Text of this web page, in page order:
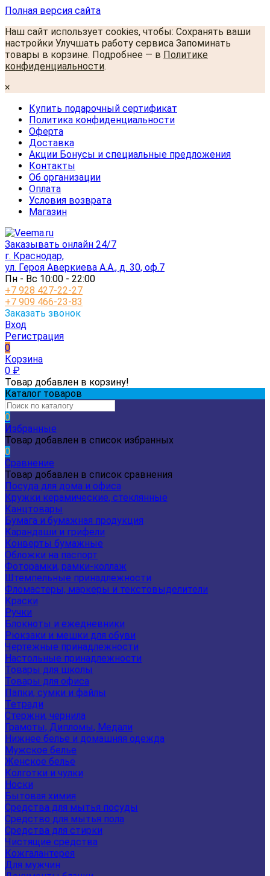
Полная версия сайта
Наш сайт использует cookies, чтобы: Сохранять ваши
настройки Улучшать работу сервиса Запоминать
товары в корзине. Подробнее — в Политике
конфиденциальности.
×
Купить подарочный сертификат
Политика конфиденциальности
Оферта
Доставка
Акции Бонусы и специальные предложения
Контакты
Об организации
Оплата
Условия возврата
Магазин
Заказывать онлайн 24/7
г. Краснодар,
ул. Героя Аверкиева А.А., д. 30, оф.7
Пн - Вс 10:00 - 22:00
+7 928 427-22-27
+7 909 466-23-83
Заказать звонок
Вход
Регистрация
0
Корзина
0 ₽
Товар добавлен в корзину!
Каталог товаров
0
Избранные
Товар добавлен в список избранных
0
Сравнение
Товар добавлен в список сравнения
Посуда для дома и офиса
Кружки керамические, стеклянные
Канцтовары
Бумага и бумажная продукция
Карандаши и грифели
Конверты бумажные
Обложки на паспорт
Фоторамки, рамки-коллаж
Штемпельные принадлежности
Фломастеры, маркеры и текстовыделители
Краски
Ручки
Блокноты и ежедневники
Рюкзаки и мешки для обуви
Чертежные принадлежности
Настольные принадлежности
Товары для школы
Товары для офиса
Папки, сумки и файлы
Тетради
Стержни, чернила
Грамоты, Дипломы, Медали
Нижнее белье и домашняя одежда
Мужское белье
Женское белье
Колготки и чулки
Носки
Бытовая химия
Средства для мытья посуды
Средство для мытья пола
Средства для стирки
Чистящие средства
Кожгалантерея
Для мужчин